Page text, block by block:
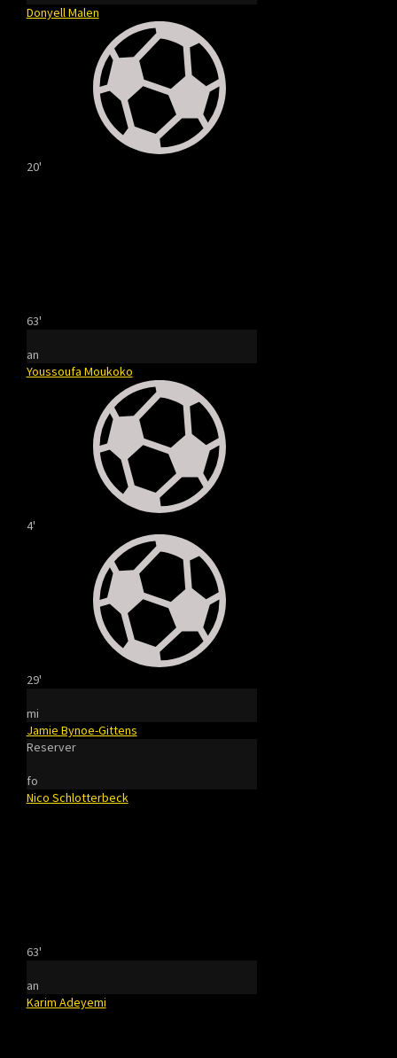
Donyell Malen
20'
63'
an
Youssoufa Moukoko
4'
29'
mi
Jamie Bynoe-Gittens
Reserver
fo
Nico Schlotterbeck
63'
an
Karim Adeyemi